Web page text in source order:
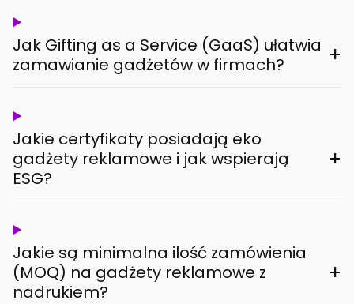
Jak Gifting as a Service (GaaS) ułatwia
zamawianie gadżetów w firmach?
+
Jakie certyfikaty posiadają eko
gadżety reklamowe i jak wspierają
ESG?
+
Jakie są minimalna ilość zamówienia
(MOQ) na gadżety reklamowe z
nadrukiem?
+